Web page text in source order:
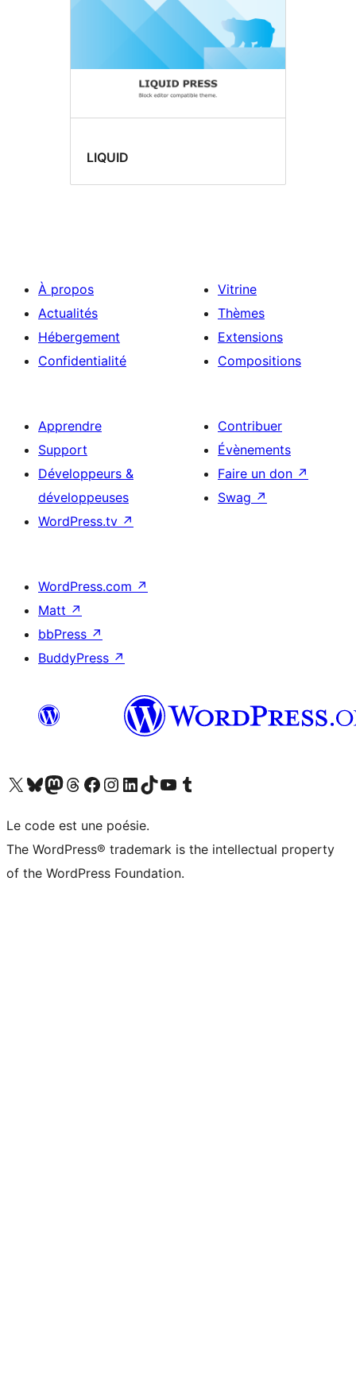
LIQUID
À propos
Actualités
Hébergement
Confidentialité
Vitrine
Thèmes
Extensions
Compositions
Apprendre
Support
Développeurs &
développeuses
WordPress.tv ↗
Contribuer
Évènements
Faire un don ↗
Swag ↗
WordPress.com ↗
Matt ↗
bbPress ↗
BuddyPress ↗
Visitez notre compte X (précédemment Twitter)
Visiter notre compte Bluesky
Visiter notre compte Mastodon
Visiter notre compte Threads
Consulter notre compte Facebook
Consulter notre compte Instagram
Consulter notre compte LinkedIn
Visiter notre compte TokTok
Visiter notre chaîne YouTube
Visiter notre compte Tumblr
Le code est une poésie.
The WordPress® trademark is the intellectual property
of the WordPress Foundation.